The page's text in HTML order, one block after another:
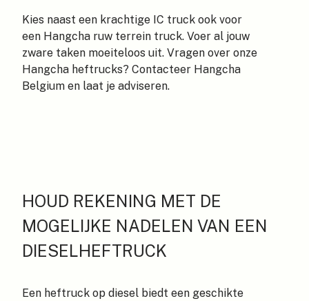
Kies naast een krachtige IC truck ook voor
een Hangcha ruw terrein truck. Voer al jouw
zware taken moeiteloos uit. Vragen over onze
Hangcha heftrucks? Contacteer Hangcha
Belgium en laat je adviseren.
HOUD REKENING MET DE
MOGELIJKE NADELEN VAN EEN
DIESELHEFTRUCK
Een heftruck op diesel biedt een geschikte